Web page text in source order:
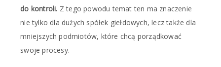
do kontroli. Z tego powodu temat ten ma znaczenie
nie tylko dla dużych spółek giełdowych, lecz także dla
mniejszych podmiotów, które chcą porządkować
swoje procesy.